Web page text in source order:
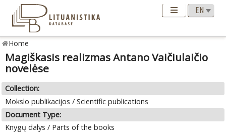
Home
Magiškasis realizmas Antano Vaičiulaičio
novelėse
Collection:
Mokslo publikacijos / Scientific publications
Document Type:
Knygų dalys / Parts of the books